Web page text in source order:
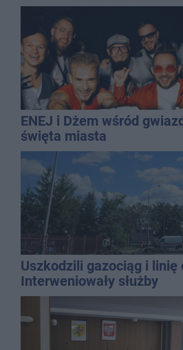
ENEJ i Dżem wśród
święta miasta
Uszkodzili gazociąg i linię
Interweniowały służby